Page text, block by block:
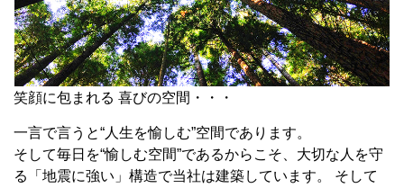
笑顔に包まれる 喜びの空間・・・
一言で言うと“人生を愉しむ”空間であります。
そして毎日を“愉しむ空間”であるからこそ、大切な人を守
る「地震に強い」構造で当社は建築しています。 そして